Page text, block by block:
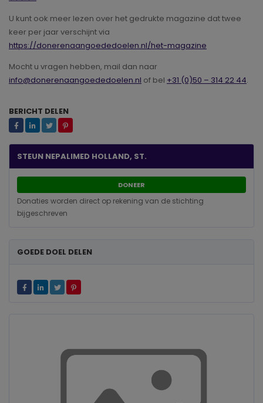
U kunt ook meer lezen over het gedrukte magazine dat twee
keer per jaar verschijnt via
https://donerenaangoededoelen.nl/het-magazine
Mocht u vragen hebben, mail dan naar
info@donerenaangoededoelen.nl of bel +31 (0)50 – 314 22 44.
BERICHT DELEN
STEUN NEPALIMED HOLLAND, ST.
DONEER
Donaties worden direct op rekening van de stichting
bijgeschreven
GOEDE DOEL DELEN